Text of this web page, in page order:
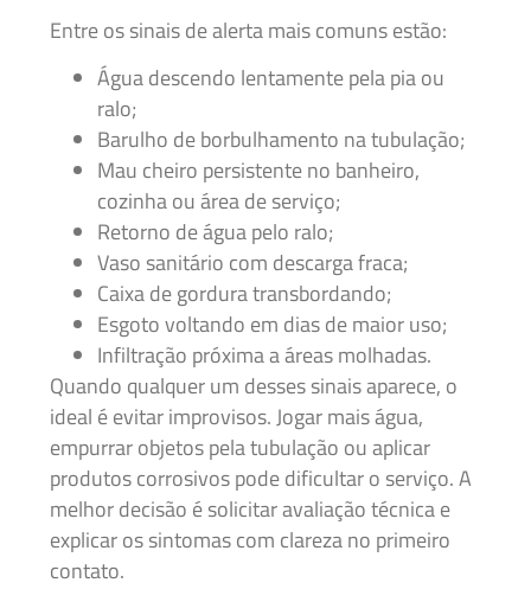
Entre os sinais de alerta mais comuns estão:
Água descendo lentamente pela pia ou
ralo;
Barulho de borbulhamento na tubulação;
Mau cheiro persistente no banheiro,
cozinha ou área de serviço;
Retorno de água pelo ralo;
Vaso sanitário com descarga fraca;
Caixa de gordura transbordando;
Esgoto voltando em dias de maior uso;
Infiltração próxima a áreas molhadas.
Quando qualquer um desses sinais aparece, o
ideal é evitar improvisos. Jogar mais água,
empurrar objetos pela tubulação ou aplicar
produtos corrosivos pode dificultar o serviço. A
melhor decisão é solicitar avaliação técnica e
explicar os sintomas com clareza no primeiro
contato.